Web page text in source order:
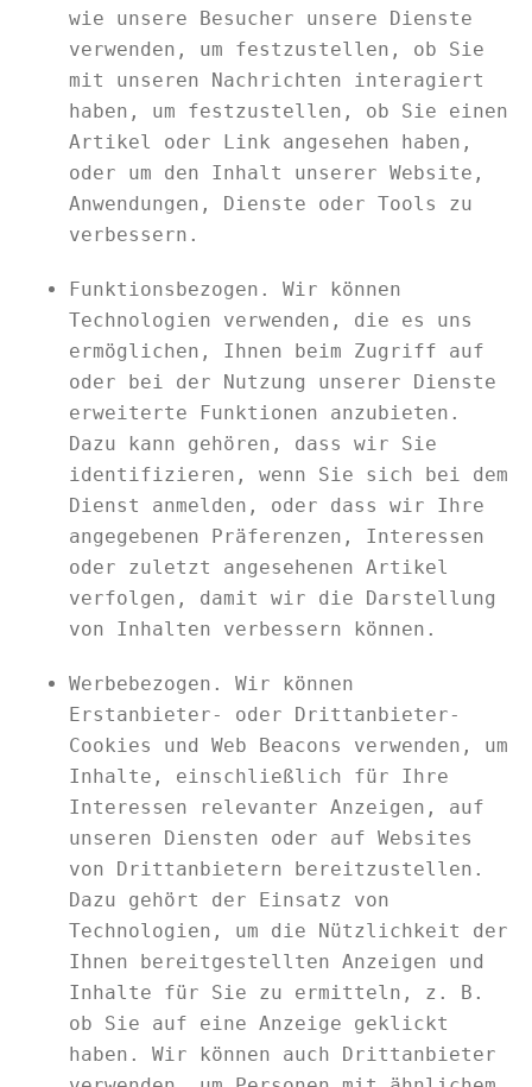
wie unsere Besucher unsere Dienste
verwenden, um festzustellen, ob Sie
mit unseren Nachrichten interagiert
haben, um festzustellen, ob Sie einen
Artikel oder Link angesehen haben,
oder um den Inhalt unserer Website,
Anwendungen, Dienste oder Tools zu
verbessern.
Funktionsbezogen. Wir können
Technologien verwenden, die es uns
ermöglichen, Ihnen beim Zugriff auf
oder bei der Nutzung unserer Dienste
erweiterte Funktionen anzubieten.
Dazu kann gehören, dass wir Sie
identifizieren, wenn Sie sich bei dem
Dienst anmelden, oder dass wir Ihre
angegebenen Präferenzen, Interessen
oder zuletzt angesehenen Artikel
verfolgen, damit wir die Darstellung
von Inhalten verbessern können.
Werbebezogen. Wir können
Erstanbieter- oder Drittanbieter-
Cookies und Web Beacons verwenden, um
Inhalte, einschließlich für Ihre
Interessen relevanter Anzeigen, auf
unseren Diensten oder auf Websites
von Drittanbietern bereitzustellen.
Dazu gehört der Einsatz von
Technologien, um die Nützlichkeit der
Ihnen bereitgestellten Anzeigen und
Inhalte für Sie zu ermitteln, z. B.
ob Sie auf eine Anzeige geklickt
haben. Wir können auch Drittanbieter